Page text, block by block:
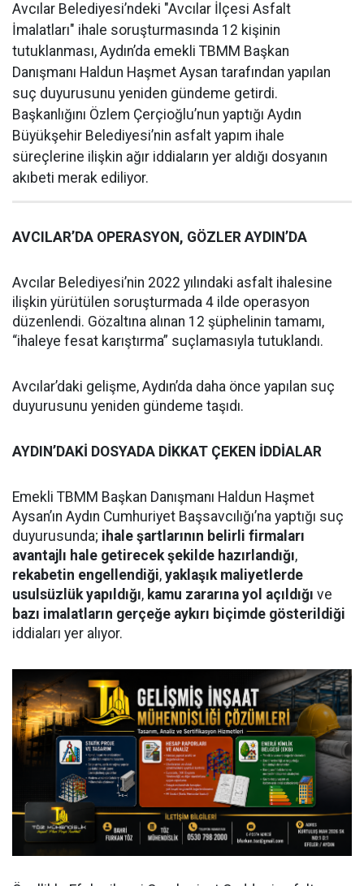
Avcılar Belediyesi’ndeki "Avcılar İlçesi Asfalt
İmalatları" ihale soruşturmasında 12 kişinin
tutuklanması, Aydın’da emekli TBMM Başkan
Danışmanı Haldun Haşmet Aysan tarafından yapılan
suç duyurusunu yeniden gündeme getirdi.
Başkanlığını Özlem Çerçioğlu’nun yaptığı Aydın
Büyükşehir Belediyesi’nin asfalt yapım ihale
süreçlerine ilişkin ağır iddiaların yer aldığı dosyanın
akıbeti merak ediliyor.
AVCILAR’DA OPERASYON, GÖZLER AYDIN’DA
Avcılar Belediyesi’nin 2022 yılındaki asfalt ihalesine
ilişkin yürütülen soruşturmada 4 ilde operasyon
düzenlendi. Gözaltına alınan 12 şüphelinin tamamı,
“ihaleye fesat karıştırma” suçlamasıyla tutuklandı.
Avcılar’daki gelişme, Aydın’da daha önce yapılan suç
duyurusunu yeniden gündeme taşıdı.
AYDIN’DAKİ DOSYADA DİKKAT ÇEKEN İDDİALAR
Emekli TBMM Başkan Danışmanı Haldun Haşmet
Aysan’ın Aydın Cumhuriyet Başsavcılığı’na yaptığı suç
duyurusunda; ihale şartlarının belirli firmaları
avantajlı hale getirecek şekilde hazırlandığı,
rekabetin engellendiği, yaklaşık maliyetlerde
usulsüzlük yapıldığı, kamu zararına yol açıldığı ve
bazı imalatların gerçeğe aykırı biçimde gösterildiği
iddiaları yer alıyor.